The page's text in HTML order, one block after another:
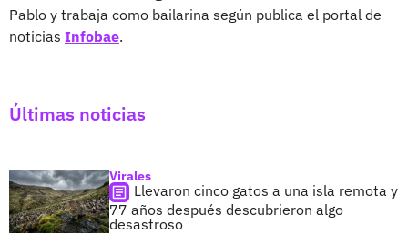
Pablo y trabaja como bailarina según publica el portal de
noticias Infobae.
Últimas noticias
Virales
Llevaron cinco gatos a una isla remota y
77 años después descubrieron algo
desastroso